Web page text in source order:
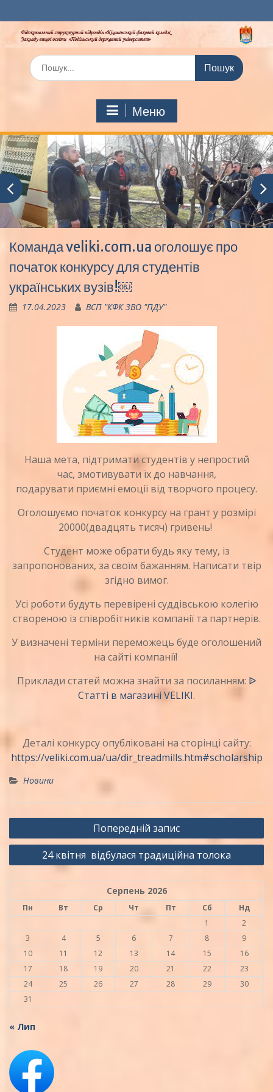
до
вмісту
Шукати:
Меню
Команда veliki.com.ua оголошує про
початок конкурсу для студентів
українських вузів!￼
17.04.2023 ВСП "КФК ЗВО "ПДУ"
Наша мета, підтримати студентів у непростий
час, змотивувати їх до навчання,
подарувати приємні емоції від творчого процесу.
Оголошуємо початок конкурсу на грант у розмірі
20000(двадцять тисяч) гривень!
Студент може обрати будь яку тему, із
запропонованих, за своїм бажанням. Написати твір
згідно вимог.
Усі роботи будуть перевірені суддівською колегію
створеною із співробітників компанії та партнерів.
У визначені терміни переможець буде оголошений
на сайті компанії!
Приклади статей можна знайти за посиланням: ᐉ
Статті в магазині VELIKI.
Деталі конкурсу опубліковані на сторінці сайту:
https://veliki.com.ua/ua/dir_treadmills.htm#scholarship
Новини
Навігація
записів
Попередній запис
24 квітня відбулася традиційна толока
Серпень 2026
Пн Вт Ср Чт Пт Сб
Нд
1
2
3
4 5 6 7 8
9
10
11 12 13 14 15
16
17
18 19 20 21 22
23
24
25 26 27 28 29
30
31
« Лип